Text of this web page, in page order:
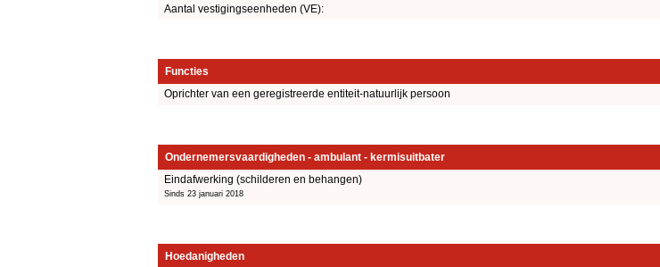
Aantal vestigingseenheden (VE):
Functies
Oprichter van een geregistreerde entiteit-natuurlijk persoon
Ondernemersvaardigheden - ambulant - kermisuitbater
Eindafwerking (schilderen en behangen)
Sinds 23 januari 2018
Hoedanigheden